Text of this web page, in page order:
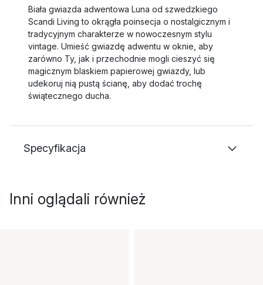
Biała gwiazda adwentowa Luna od szwedzkiego
Scandi Living to okrągła poinsecja o nostalgicznym i
tradycyjnym charakterze w nowoczesnym stylu
vintage. Umieść gwiazdę adwentu w oknie, aby
zarówno Ty, jak i przechodnie mogli cieszyć się
magicznym blaskiem papierowej gwiazdy, lub
udekoruj nią pustą ścianę, aby dodać trochę
świątecznego ducha.
Specyfikacja
Inni oglądali również